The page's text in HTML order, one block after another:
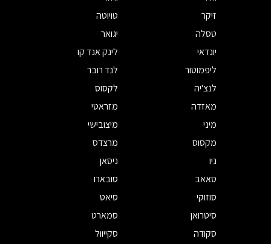
זיקר
טויוטה
טסלה
יגואר
יונדאי
לינק אנד קו
ליפמוטור
לנד רובר
לנצ'יה
לקסוס
מאזדה
מזראטי
מיני
מיצובישי
מקסוס
מרצדס
ניו
ניסאן
סאאב
סובארו
סוזוקי
סיאט
סיטרואן
סמארט
סקודה
סקייוול